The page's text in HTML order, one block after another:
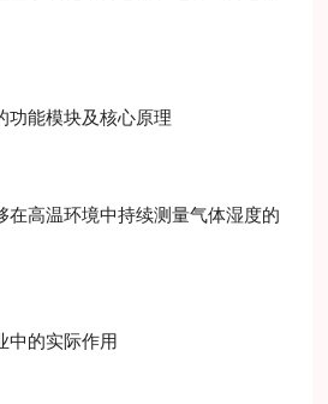
功能模块及核心原理
在高温环境中持续测量气体湿度的
中的实际作用